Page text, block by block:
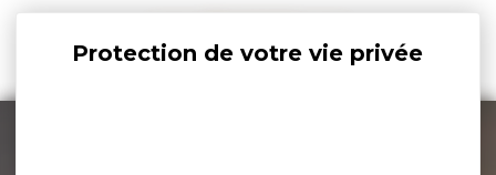
Panneau de gestion des cookies